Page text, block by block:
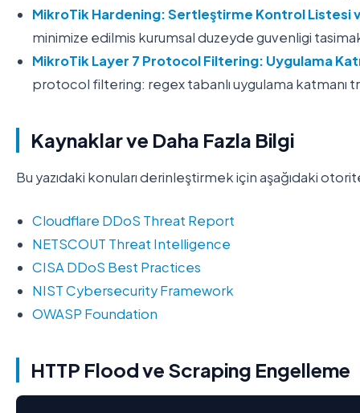
MikroTik Hardening: Sertleştirme Kontrol Listesi
minimize edilmis kurumsal duzeyde guvenligi
MikroTik Layer 7 Protocol Filtering: Uygulama
protocol filtering: regex tabanlı uygulama katmanı
Kaynaklar ve Daha Fazla Bilgi
Bu yazıdaki konuları derinleştirmek için aşağıdaki
Cloudflare DDoS Threat Report
NETSCOUT Threat Intelligence
CISA DDoS Best Practices
NIST Cybersecurity Framework
OWASP Foundation
HTTP Flood ve Scraping Engelleme